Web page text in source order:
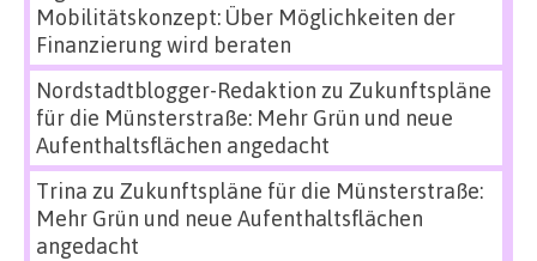
Mobilitätskonzept: Über Möglichkeiten der
Finanzierung wird beraten
Nordstadtblogger-Redaktion zu Zukunftspläne
für die Münsterstraße: Mehr Grün und neue
Aufenthaltsflächen angedacht
Trina zu Zukunftspläne für die Münsterstraße:
Mehr Grün und neue Aufenthaltsflächen
angedacht